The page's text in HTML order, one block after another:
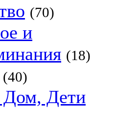
(70)
и
(18)
(40)
Дом, Дети